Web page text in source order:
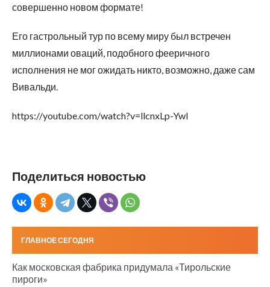
совершенно новом формате!
Его гастрольный тур по всему миру был встречен
миллионами оваций, подобного фееричного
исполнения не мог ожидать никто, возможно, даже сам
Вивальди.
https://youtube.com/watch?v=llcnxLp-YwI
Поделиться новостью
ГЛАВНОЕ СЕГОДНЯ
Как московская фабрика придумала «Тирольские
пироги»